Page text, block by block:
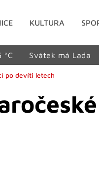
KULTURA
Svátek má Lada
po devíti letech